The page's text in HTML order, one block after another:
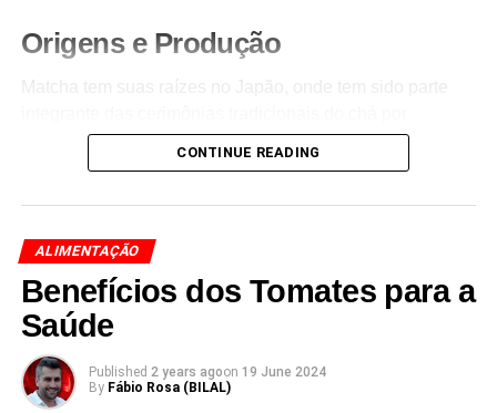
Origens e Produção
séculos. O processo de produção começa com o
sombreamento das plantas de chá várias semanas antes
vibrante e realçando o seu sabor umami devido às
concentrações mais elevadas do aminoácido L-teanina.
Após a colheita, as folhas são cozidas no vapor para
O processo de moagem é crucial, pois determina a
textura e a qualidade do matcha. O matcha de alta
CONTINUE READING
ALIMENTAÇÃO
Benefícios dos Tomates para a
Saúde
Published 2 years agoon 19 June 2024
By Fábio Rosa (BILAL)